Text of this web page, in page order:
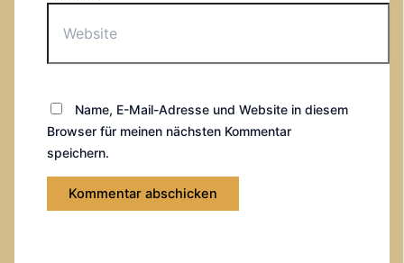
Name, E-Mail-Adresse und Website in diesem
Browser für meinen nächsten Kommentar
speichern.